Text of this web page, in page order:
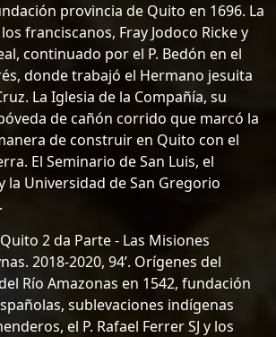
provincia de Quito en 1696. La
franciscanos, Fray Jodoco Ricke y
continuado por el P. Bedón en el
donde trabajó el Hermano jesuita
La Iglesia de la Compañía, su
de cañón corrido que marcó la
de construir en Quito con el
El Seminario de San Luis, el
la Universidad de San Gregorio
2 da Parte - Las Misiones
2018-2020, 94’. Orígenes del
Río Amazonas en 1542, fundación
sublevaciones indígenas
el P. Rafael Ferrer SJ y los